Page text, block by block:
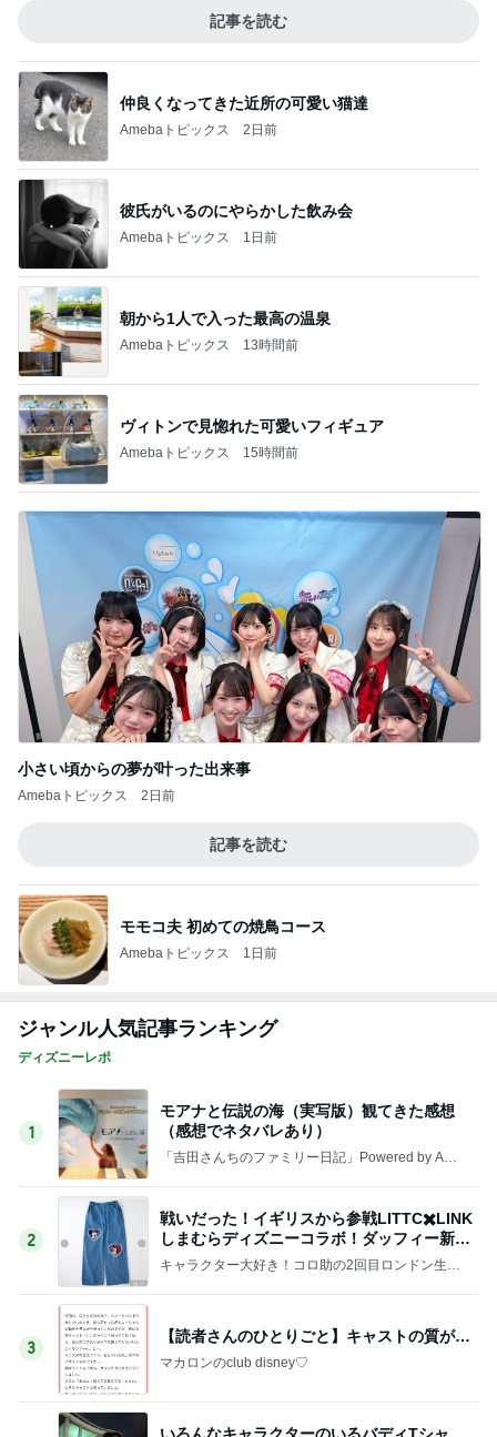
記事を読む
仲良くなってきた近所の可愛い猫達
Amebaトピックス 2日前
彼氏がいるのにやらかした飲み会
Amebaトピックス 1日前
朝から1人で入った最高の温泉
Amebaトピックス 13時間前
ヴィトンで見惚れた可愛いフィギュア
Amebaトピックス 15時間前
小さい頃からの夢が叶った出来事
Amebaトピックス 2日前
記事を読む
モモコ夫 初めての焼鳥コース
Amebaトピックス 1日前
ジャンル人気記事ランキング
ディズニーレポ
1
モアナと伝説の海（実写版）観てきた感想
（感想でネタバレあり）
「吉田さんちのファミリー日記」Powered by Ame
2
戦いだった！イギリスから参戦LITTC✖️LINK
しまむらディズニーコラボ！ダッフィー新商
品の話
キャラクター大好き！コロ助の2回目ロンドン生活
3
【読者さんのひとりごと】キャストの質が…
マカロンのclub disney♡
いろんなキャラクターのいるバディTシャ